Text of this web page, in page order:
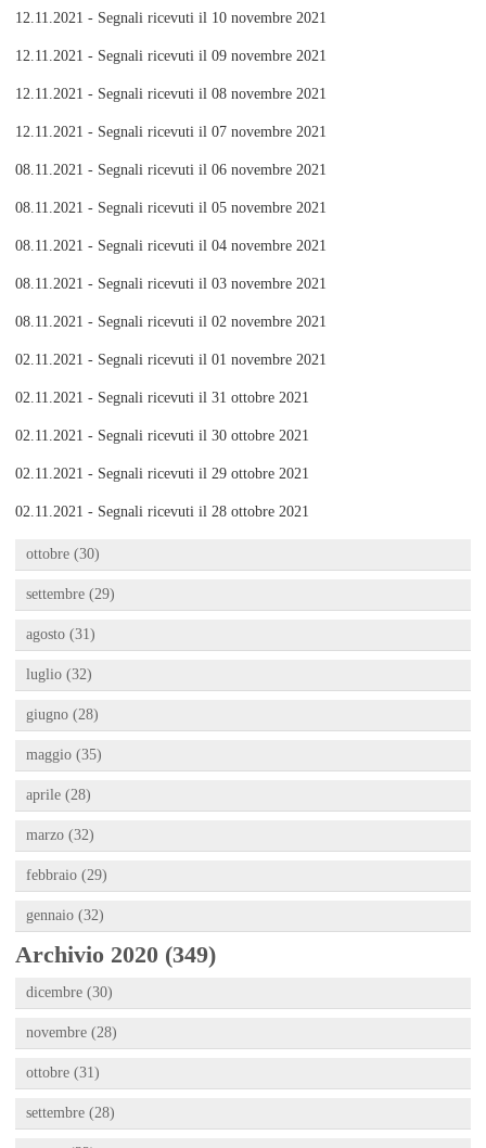
12.11.2021 - Segnali ricevuti il 10 novembre 2021
12.11.2021 - Segnali ricevuti il 09 novembre 2021
12.11.2021 - Segnali ricevuti il 08 novembre 2021
12.11.2021 - Segnali ricevuti il 07 novembre 2021
08.11.2021 - Segnali ricevuti il 06 novembre 2021
08.11.2021 - Segnali ricevuti il 05 novembre 2021
08.11.2021 - Segnali ricevuti il 04 novembre 2021
08.11.2021 - Segnali ricevuti il 03 novembre 2021
08.11.2021 - Segnali ricevuti il 02 novembre 2021
02.11.2021 - Segnali ricevuti il 01 novembre 2021
02.11.2021 - Segnali ricevuti il 31 ottobre 2021
02.11.2021 - Segnali ricevuti il 30 ottobre 2021
02.11.2021 - Segnali ricevuti il 29 ottobre 2021
02.11.2021 - Segnali ricevuti il 28 ottobre 2021
ottobre (30)
settembre (29)
agosto (31)
luglio (32)
giugno (28)
maggio (35)
aprile (28)
marzo (32)
febbraio (29)
gennaio (32)
Archivio 2020 (349)
dicembre (30)
novembre (28)
ottobre (31)
settembre (28)